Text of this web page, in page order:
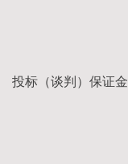
投标（谈判）保证金